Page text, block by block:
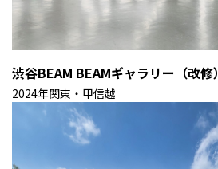
渋谷BEAM BEAMギャラリー（改修）
2024年関東・甲信越